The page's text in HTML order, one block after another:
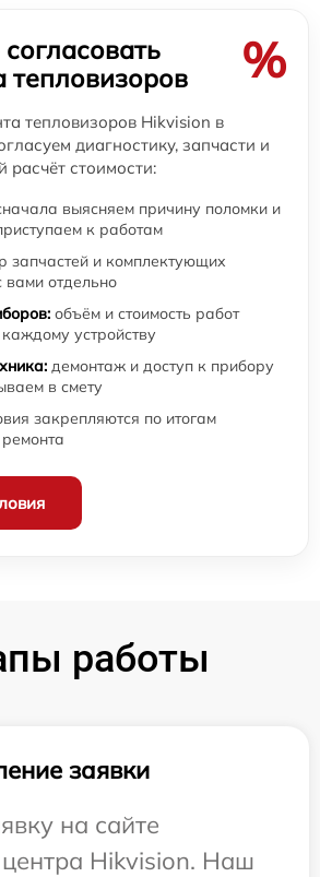
тепловизоров
%
тепловизоров Hikvision в
диагностику, запчасти и
расчёт стоимости:
выясняем причину поломки и
к работам
запчастей и комплектующих
вами отдельно
объём и стоимость работ
устройству
демонтаж и доступ к прибору
в смету
закрепляются по итогам
работы
заявки
на сайте
центра Hikvision. Наш